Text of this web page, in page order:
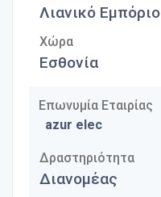
Λιανικό Εμπόριο
Χώρα
Εσθονία
Επωνυμία Εταιρίας
azur elec
Δραστηριότητα
Διανομέας